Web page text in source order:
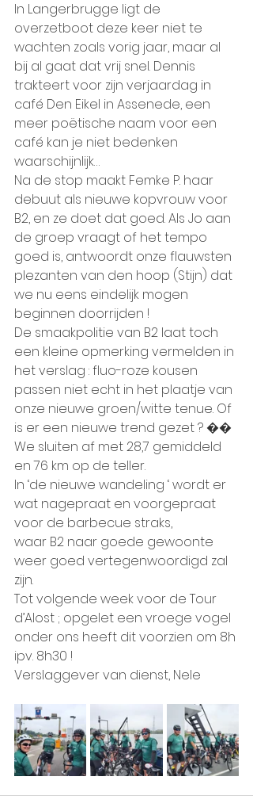
In Langerbrugge ligt de
overzetboot deze keer niet te
wachten zoals vorig jaar, maar al
bij al gaat dat vrij snel. Dennis
trakteert voor zijn verjaardag in
café Den Eikel in Assenede, een
meer poëtische naam voor een
café kan je niet bedenken
waarschijnlijk…
Na de stop maakt Femke P. haar
debuut als nieuwe kopvrouw voor
B2, en ze doet dat goed. Als Jo aan
de groep vraagt of het tempo
goed is, antwoordt onze flauwsten
plezanten van den hoop (Stijn) dat
we nu eens eindelijk mogen
beginnen doorrijden !
De smaakpolitie van B2 laat toch
een kleine opmerking vermelden in
het verslag : fluo-roze kousen
passen niet echt in het plaatje van
onze nieuwe groen/witte tenue. Of
is er een nieuwe trend gezet ? ��
We sluiten af met 28,7 gemiddeld
en 76 km op de teller.
In ‘de nieuwe wandeling ‘ wordt er
wat nagepraat en voorgepraat
voor de barbecue straks,
waar B2 naar goede gewoonte
weer goed vertegenwoordigd zal
zijn.
Tot volgende week voor de Tour
d’Alost ; opgelet een vroege vogel
onder ons heeft dit voorzien om 8h
ipv. 8h30 !
Verslaggever van dienst, Nele